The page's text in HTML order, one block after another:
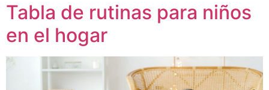
Tabla de rutinas para niños
en el hogar